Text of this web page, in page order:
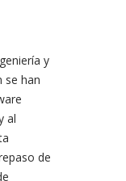
y
se han
al
de